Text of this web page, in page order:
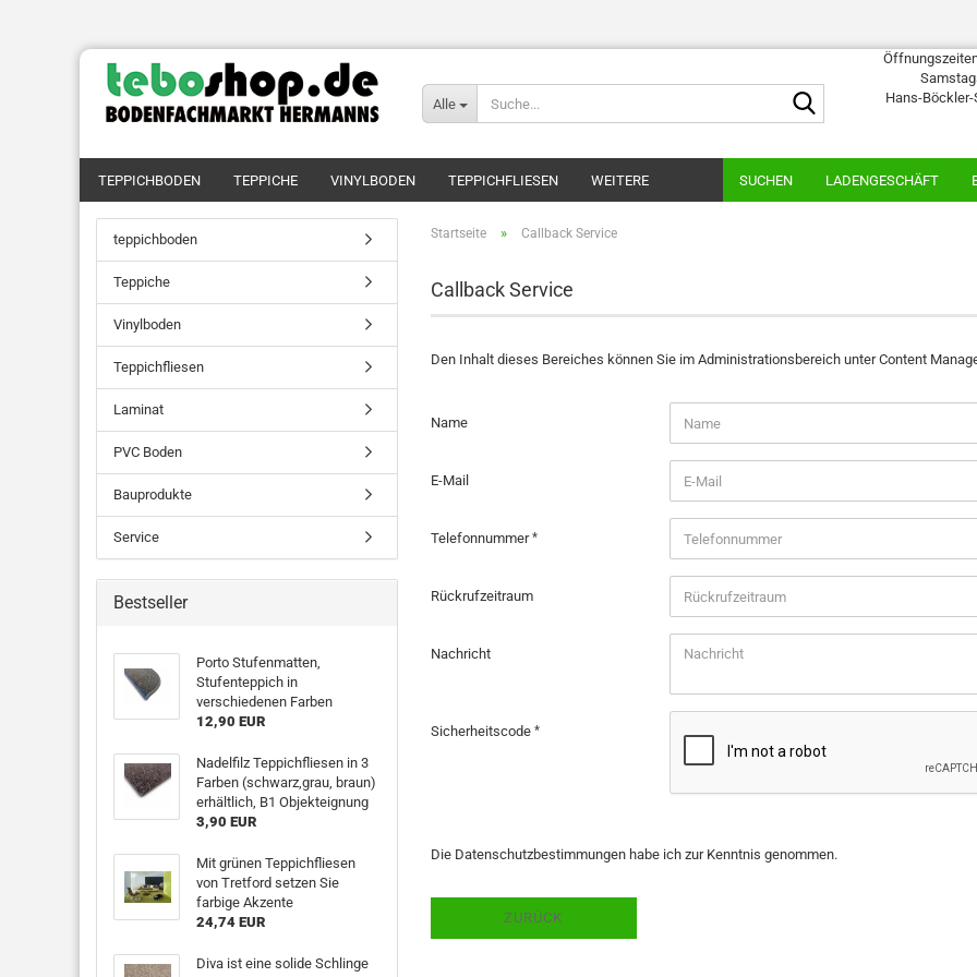
Alle
Hans-Böckler-
TEPPICHBODEN TEPPICHE VINYLBODEN TEPPICHFLIESEN SUCHEN LADENGESCHÄFT
WEITERE
Startseite » Callback Service
Callback Service
Den Inhalt dieses Bereiches können Sie im Administrationsbereich unter Content
SERVICE
Name
E-Mail
Telefonnummer
Rückrufzeitraum
Nachricht
Sicherheitscode
DATENSCHUTZBESTIMMUNGEN
Die Datenschutzbestimmungenhabe ich zur Kenntnis genommen.
ZURÜCK
teppichboden
Teppiche
Vinylboden
Teppichfliesen
Laminat
PVC Boden
Bauprodukte
Service
Bestseller
Porto Stufenmatten,
Stufenteppich in
verschiedenen Farben
12,90 EUR
Nadelfilz Teppichfliesen in 3
Farben (schwarz,grau, braun)
erhältlich, B1 Objekteignung
3,90 EUR
Mit grünen Teppichfliesen
von Tretford setzen Sie
farbige Akzente
24,74 EUR
Diva ist eine solide Schlinge